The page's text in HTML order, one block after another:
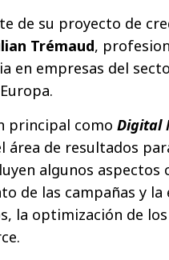
de su proyecto de
Trémaud,
en empresas del
principal como Digital
área de resultados
algunos aspectos
de las campañas y
la optimización de